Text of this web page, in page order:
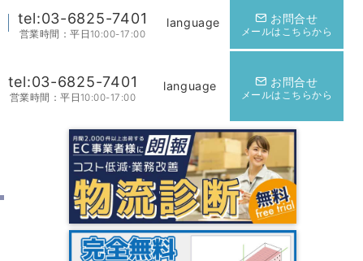
tel:03-6825-7401
営業時間：平日10:00-17:00
language お問合せ
メールはこちらから
tel:03-6825-7401
営業時間：平日10:00-17:00
language お問合せ
メールはこちらから